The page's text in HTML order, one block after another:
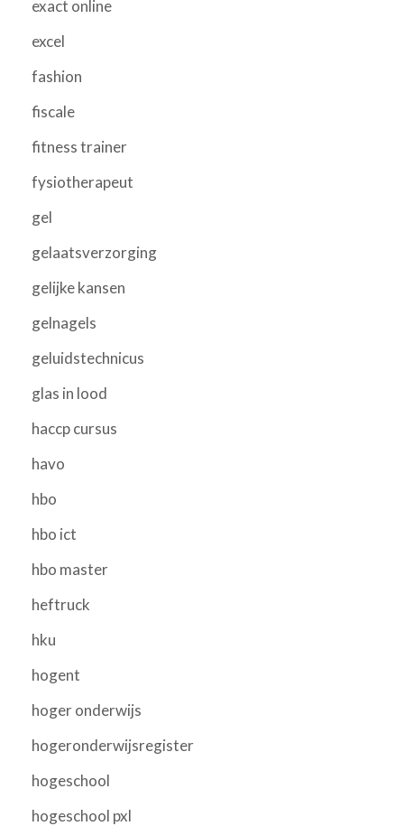
exact online
excel
fashion
fiscale
fitness trainer
fysiotherapeut
gel
gelaatsverzorging
gelijke kansen
gelnagels
geluidstechnicus
glas in lood
haccp cursus
havo
hbo
hbo ict
hbo master
heftruck
hku
hogent
hoger onderwijs
hogeronderwijsregister
hogeschool
hogeschool pxl